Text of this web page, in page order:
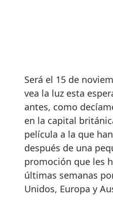
Será el 15 de
vea la luz esta
antes, como
en la capital
película a la que
después de una
promoción que les
últimas semanas
Unidos, Europa y